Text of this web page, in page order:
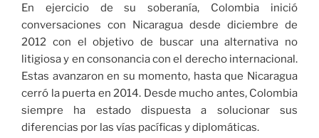
En ejercicio de su soberanía, Colombia inició
conversaciones con Nicaragua desde diciembre de
2012 con el objetivo de buscar una alternativa no
litigiosa y en consonancia con el derecho internacional.
Estas avanzaron en su momento, hasta que Nicaragua
cerró la puerta en 2014. Desde mucho antes, Colombia
siempre ha estado dispuesta a solucionar sus
diferencias por las vías pacíficas y diplomáticas.